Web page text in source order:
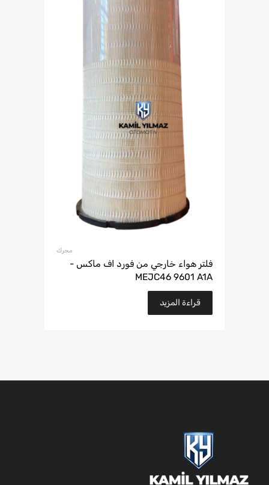
محرك
فلتر هواء خارجي من فورد اف ماكس -
MEJC46 9601 A1A
قراءة المزيد